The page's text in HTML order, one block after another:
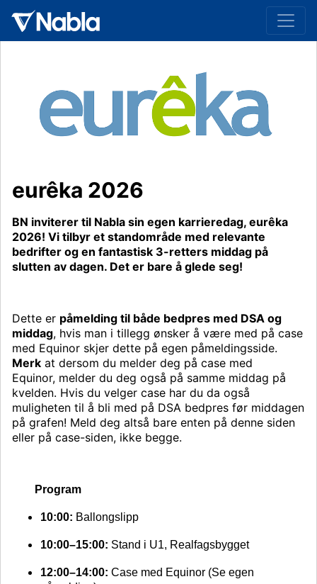
eurêka 2026
BN inviterer til Nabla sin egen karrieredag, eurêka
2026! Vi tilbyr et standområde med relevante
bedrifter og en fantastisk 3-retters middag på
slutten av dagen. Det er bare å glede seg!
Dette er påmelding til både bedpres med DSA og
middag, hvis man i tillegg ønsker å være med på case
med Equinor skjer dette på egen påmeldingsside.
Merk at dersom du melder deg på case med
Equinor, melder du deg også på samme middag på
kvelden. Hvis du velger case har du da også
muligheten til å bli med på DSA bedpres før middagen
på grafen! Meld deg altså bare enten på denne siden
eller på case-siden, ikke begge.
Program
10:00: Ballongslipp
10:00–15:00: Stand i U1, Realfagsbygget
12:00–14:00: Case med Equinor (Se egen